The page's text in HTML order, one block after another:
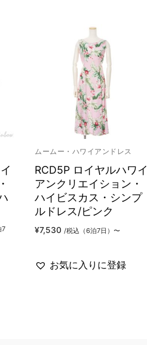
7
ムームー・ハワイアンドレス
RCD5P ロイヤルハワイ
アンクリエイション・
ハイビスカス・シンプ
ルドレス/ピンク
¥7,530 /税込（6泊7日）〜
お気に入りに登録